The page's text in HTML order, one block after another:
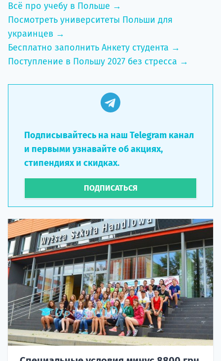
Всё про учебу в Польше →
Посмотреть университеты Польши для
украинцев →
Бесплатно заполнить Анкету студента →
Поступление в Польшу 2027 без стресса →
Подписывайтесь на наш Telegram канал
и первыми узнавайте об акциях,
стипендиях и скидках.
ПОДПИСАТЬСЯ